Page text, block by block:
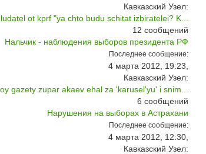
Кавказский Узел:
ot kprf "ya chto budu schitat izbiratelei? K...
12сообщений
Нальчик - наблюдения выборов президента РФ
Последнее сообщение:
4 марта 2012, 19:23,
Кавказский Узел:
gazety zupar akaev ehal za 'karusel'yu' i snim...
6сообщений
Нарушения на выборах в Астрахани
Последнее сообщение:
4 марта 2012, 12:30,
Кавказский Узел: